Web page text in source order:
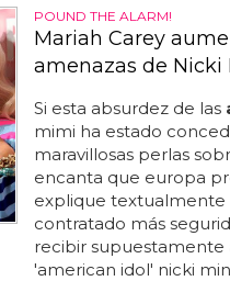
POUND THE ALARM!
Mariah Carey
amenazas de Nicki
Si esta absurdez de las
mimi ha estado
maravillosas perlas
encanta que europa
explique textualmente
contratado más
recibir supuestamente
'american idol' nicki